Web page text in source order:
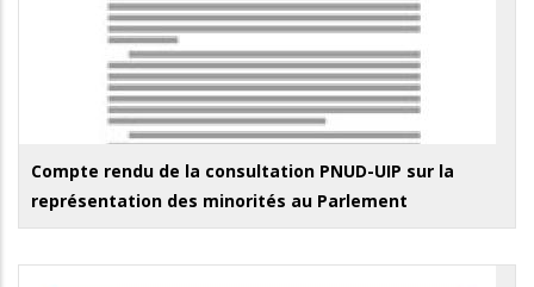
Compte rendu de la consultation PNUD-UIP sur la
représentation des minorités au Parlement